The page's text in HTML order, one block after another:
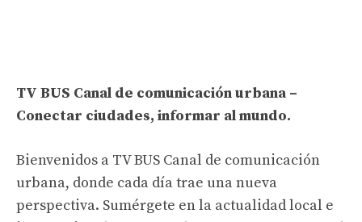
TV BUS Canal de comunicación urbana –
Conectar ciudades, informar al mundo.
Bienvenidos a TV BUS Canal de comunicación
urbana, donde cada día trae una nueva
perspectiva. Sumérgete en la actualidad local e